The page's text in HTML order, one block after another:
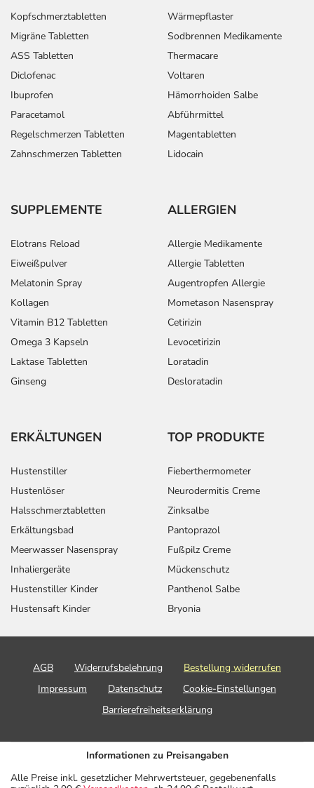
Kopfschmerztabletten
Migräne Tabletten
ASS Tabletten
Diclofenac
Ibuprofen
Paracetamol
Regelschmerzen Tabletten
Zahnschmerzen Tabletten
Wärmepflaster
Sodbrennen Medikamente
Thermacare
Voltaren
Hämorrhoiden Salbe
Abführmittel
Magentabletten
Lidocain
SUPPLEMENTE
Elotrans Reload
Eiweißpulver
Melatonin Spray
Kollagen
Vitamin B12 Tabletten
Omega 3 Kapseln
Laktase Tabletten
Ginseng
ALLERGIEN
Allergie Medikamente
Allergie Tabletten
Augentropfen Allergie
Mometason Nasenspray
Cetirizin
Levocetirizin
Loratadin
Desloratadin
ERKÄLTUNGEN
Hustenstiller
Hustenlöser
Halsschmerztabletten
Erkältungsbad
Meerwasser Nasenspray
Inhaliergeräte
Hustenstiller Kinder
Hustensaft Kinder
TOP PRODUKTE
Fieberthermometer
Neurodermitis Creme
Zinksalbe
Pantoprazol
Fußpilz Creme
Mückenschutz
Panthenol Salbe
Bryonia
AGB Widerrufsbelehrung
Bestellung widerrufen
Impressum
Datenschutz
Cookie-Einstellungen
Barrierefreiheitserklärung
Informationen zu Preisangaben
Alle Preise inkl. gesetzlicher Mehrwertsteuer, gegebenenfalls